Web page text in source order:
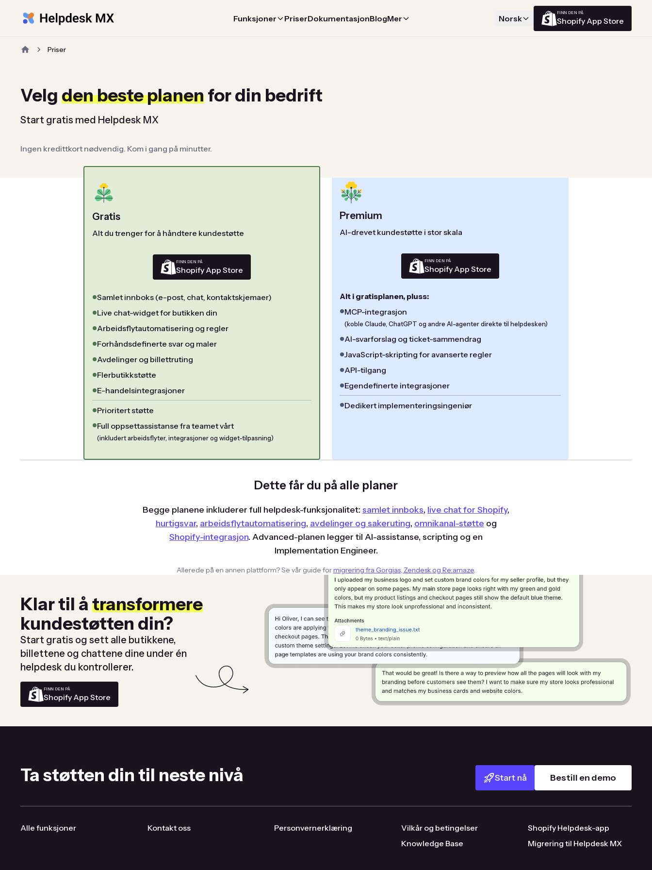
Funksjoner PriserDokumentasjonBlogMer Norsk
FINN DEN PÅ
Shopify App Store
Priser
Velg den beste planenfor din bedrift
Start gratis med Helpdesk MX
Ingen kredittkort nødvendig. Kom i gang på minutter.
Gratis
Alt du trenger for å håndtere kundestøtte
FINN DEN PÅ
Shopify App Store
Samlet innboks (e-post, chat, kontaktskjemaer)
Live chat-widget for butikken din
Arbeidsflytautomatisering og regler
Forhåndsdefinerte svar og maler
Avdelinger og billettruting
Flerbutikkstøtte
E-handelsintegrasjoner
Prioritert støtte
Full oppsettassistanse fra teamet vårt
(inkludert arbeidsflyter, integrasjoner og widget-tilpasning)
Premium
AI-drevet kundestøtte i stor skala
FINN DEN PÅ
Shopify App Store
Alt i gratisplanen, pluss:
MCP-integrasjon
(koble Claude, ChatGPT og andre AI-agenter direkte til helpdesken)
AI-svarforslag og ticket-sammendrag
JavaScript-skripting for avanserte regler
API-tilgang
Egendefinerte integrasjoner
Dedikert implementeringsingeniør
Dette får du på alle planer
Begge planene inkluderer full helpdesk-funksjonalitet: samlet innboks, live chat for Shopify,
hurtigsvar, arbeidsflytautomatisering, avdelinger og sakeruting, omnikanal-støtte og
Shopify-integrasjon. Advanced-planen legger til AI-assistanse, scripting og en
Implementation Engineer.
Allerede på en annen plattform? Se vår guide formigrering fra Gorgias, Zendesk og Re:amaze.
Klar til å transformere
kundestøtten din?
Start gratis og sett alle butikkene,
billettene og chattene dine under én
helpdesk du kontrollerer.
FINN DEN PÅ
Shopify App Store
Ta støtten din til neste nivå Start nå Bestill en demo
Alle funksjoner Kontakt oss Personvernerklæring
Vilkår og betingelser
Knowledge Base
Shopify Helpdesk-app
Migrering til Helpdesk MX